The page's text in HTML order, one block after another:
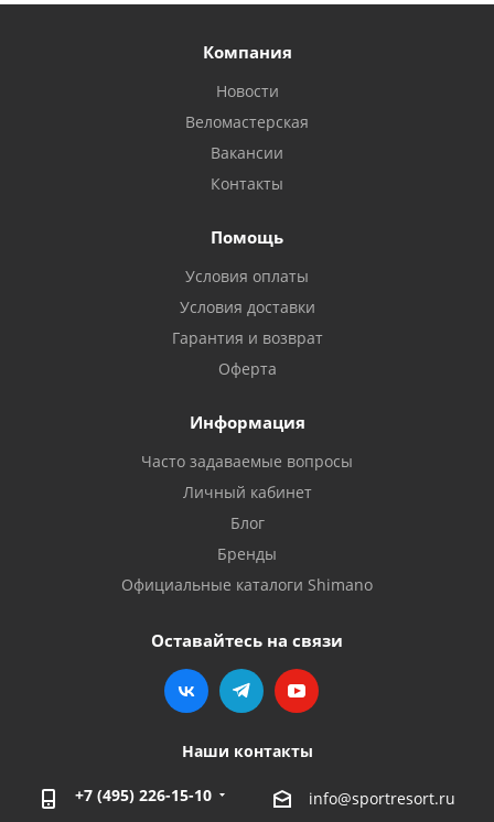
Компания
Новости
Веломастерская
Вакансии
Контакты
Помощь
Условия оплаты
Условия доставки
Гарантия и возврат
Оферта
Информация
Часто задаваемые вопросы
Личный кабинет
Блог
Бренды
Официальные каталоги Shimano
Оставайтесь на связи
Наши контакты
+7 (495) 226-15-10 info@sportresort.ru